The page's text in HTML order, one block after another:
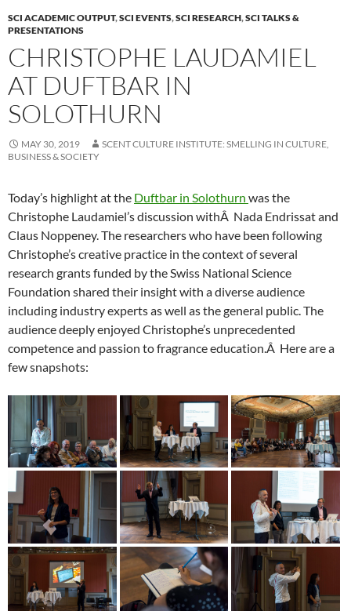
SCI ACADEMIC OUTPUT,SCI EVENTS,SCI RESEARCH,SCI TALKS &
PRESENTATIONS
CHRISTOPHE LAUDAMIEL
AT DUFTBAR IN
SOLOTHURN
MAY 30, 2019
SCENT CULTURE INSTITUTE: SMELLING IN CULTURE,
BUSINESS & SOCIETY
Today’s highlight at the Duftbar in Solothurn was the
Christophe Laudamiel’s discussion withÂ Nada Endrissat and
Claus Noppeney. The researchers who have been following
Christophe’s creative practice in the context of several
research grants funded by the Swiss National Science
Foundation shared their insight with a diverse audience
including industry experts as well as the general public. The
audience deeply enjoyed Christophe’s unprecedented
competence and passion to fragrance education.Â Here are a
few snapshots: